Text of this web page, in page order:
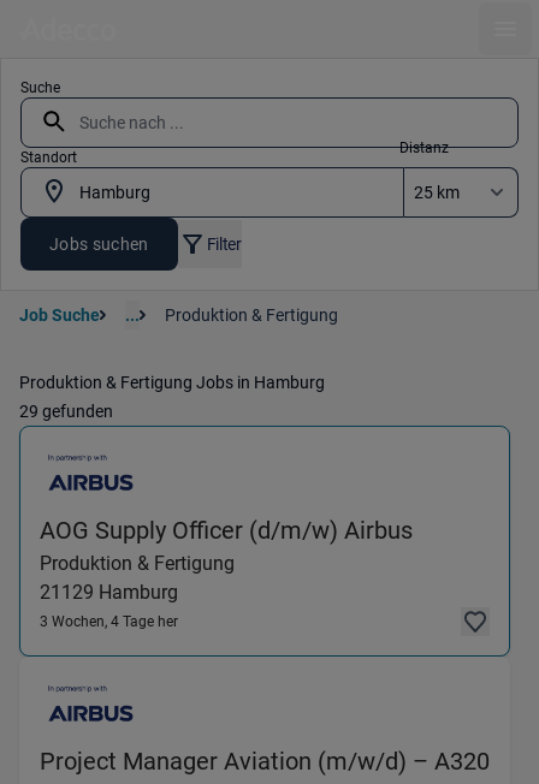
Suche
Standort
Distanz
Jobs suchen Filter
Job Suche ... Produktion & Fertigung
Produktion & Fertigung Jobs in Hamburg
29 gefunden
AOG Supply Officer (d/m/w) Airbus
Produktion & Fertigung
21129 Hamburg
3 Wochen, 4 Tage her
Project Manager Aviation (m/w/d) – A320